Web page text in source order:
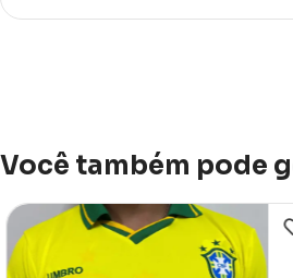
Você também pode